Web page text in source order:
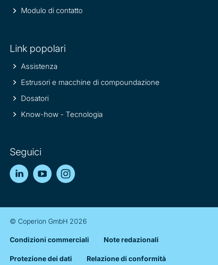
Modulo di contatto
Link popolari
Assistenza
Estrusori e macchine di compoundazione
Dosatori
Know-how - Tecnologia
Seguici
LinkedInYouTube
© Coperion GmbH 2026
Condizioni commerciali Note redazionali
Protezione dei dati Relazione di conformità